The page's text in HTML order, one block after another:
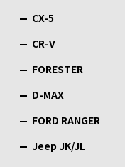
CX-5
CR-V
FORESTER
D-MAX
FORD RANGER
Jeep JK/JL